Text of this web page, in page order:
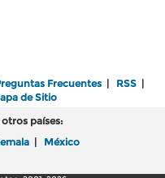
Frecuentes | RSS |
de Sitio
países:
| México